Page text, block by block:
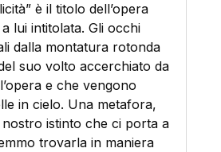
è il titolo dell’opera
lui intitolata. Gli occhi
dalla montatura rotonda
suo volto accerchiato da
e che vengono
in cielo. Una metafora,
nostro istinto che ci porta a
trovarla in maniera